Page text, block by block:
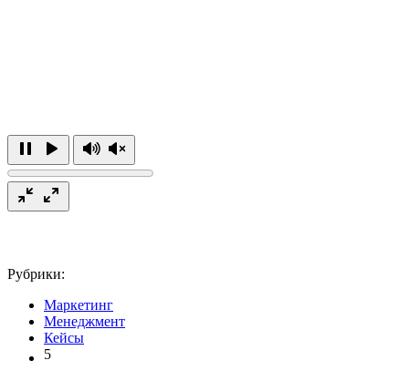
Рубрики:
Маркетинг
Менеджмент
Кейсы
5